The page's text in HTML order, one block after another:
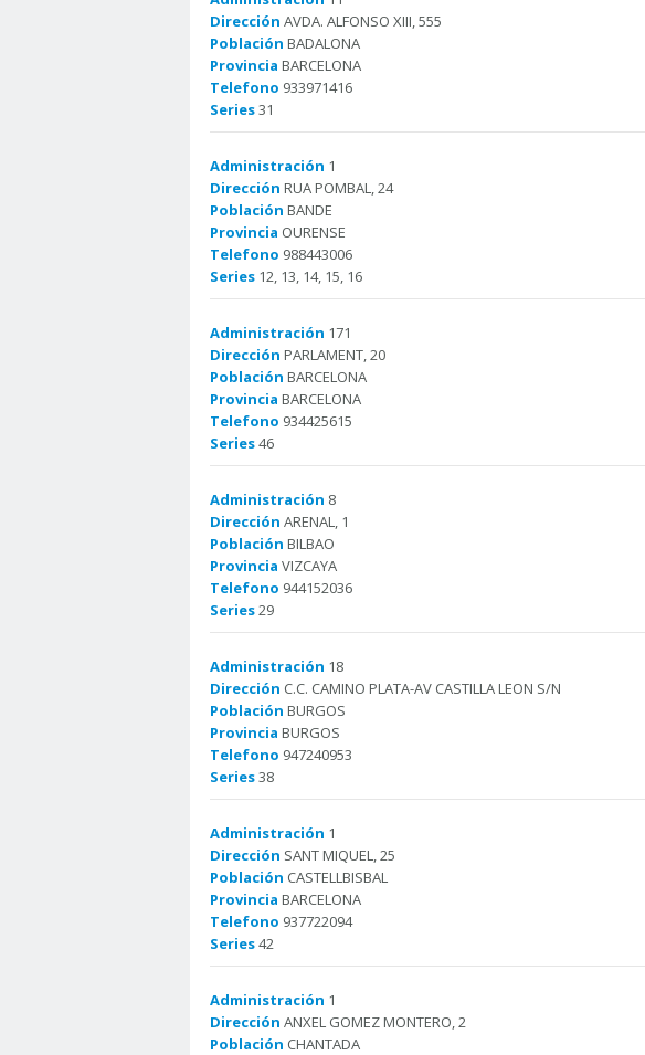
Dirección AVDA. ALFONSO XIII, 555
Población BADALONA
Provincia BARCELONA
Telefono 933971416
Series31
Administración 1
Dirección RUA POMBAL, 24
Población BANDE
Provincia OURENSE
Telefono 988443006
Series 12, 13, 14, 15, 16
Administración 171
Dirección PARLAMENT, 20
Población BARCELONA
Provincia BARCELONA
Telefono 934425615
Series46
Administración 8
Dirección ARENAL, 1
Población BILBAO
Provincia VIZCAYA
Telefono 944152036
Series29
Administración 18
Dirección C.C. CAMINO PLATA-AV CASTILLA LEON S/N
Población BURGOS
Provincia BURGOS
Telefono 947240953
Series38
Administración 1
Dirección SANT MIQUEL, 25
Población CASTELLBISBAL
Provincia BARCELONA
Telefono 937722094
Series42
Administración 1
Dirección ANXEL GOMEZ MONTERO, 2
Población CHANTADA